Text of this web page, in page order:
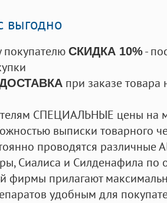
выгодно
СКИДКА 10%-
при заказе
СПЕЦИАЛЬНЫЕ цены на
выписки товарного
проводятся
Сиалиса и Силденафила по
фирмы прилагают
удобным для